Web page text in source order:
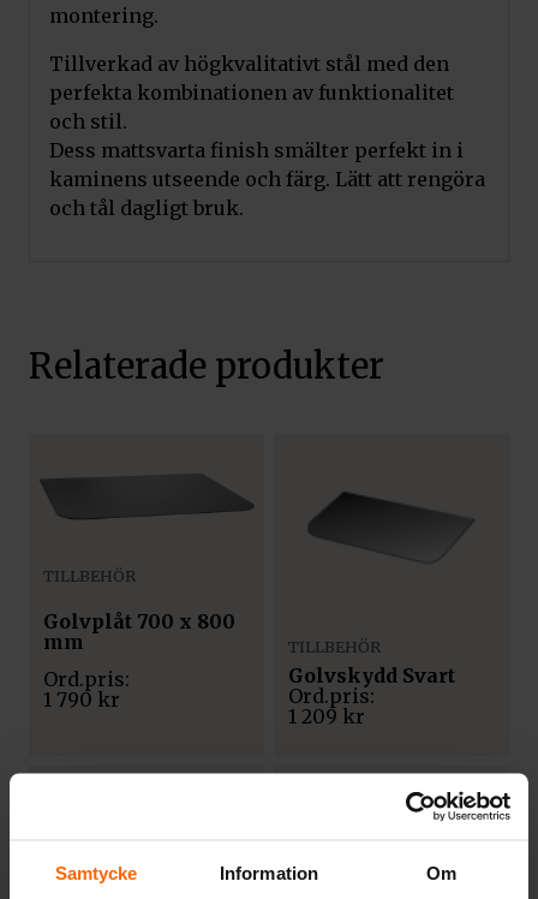
Samtycke Information Om
montering.
Tillverkad av högkvalitativt stål med den
perfekta kombinationen av funktionalitet
och stil.
Dess mattsvarta finish smälter perfekt in i
kaminens utseende och färg. Lätt att rengöra
och tål dagligt bruk.
Relaterade produkter
TILLBEHÖR
Golvplåt 700 x 800
mm
1 790 kr
TILLBEHÖR
Golvskydd Svart
1 209 kr